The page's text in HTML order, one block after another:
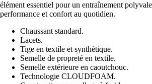
élément essentiel pour un entraînement
performance et confort au quotidien.
Chaussant standard.
Lacets.
Tige en textile et synthétique.
Semelle de propreté en textile.
Semelle extérieure en caoutchouc.
Technologie CLOUDFOAM.